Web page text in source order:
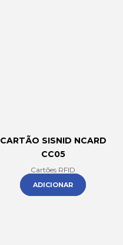
CARTÃO SISNID NCARD
CC05
Cartões RFID
ADICIONAR